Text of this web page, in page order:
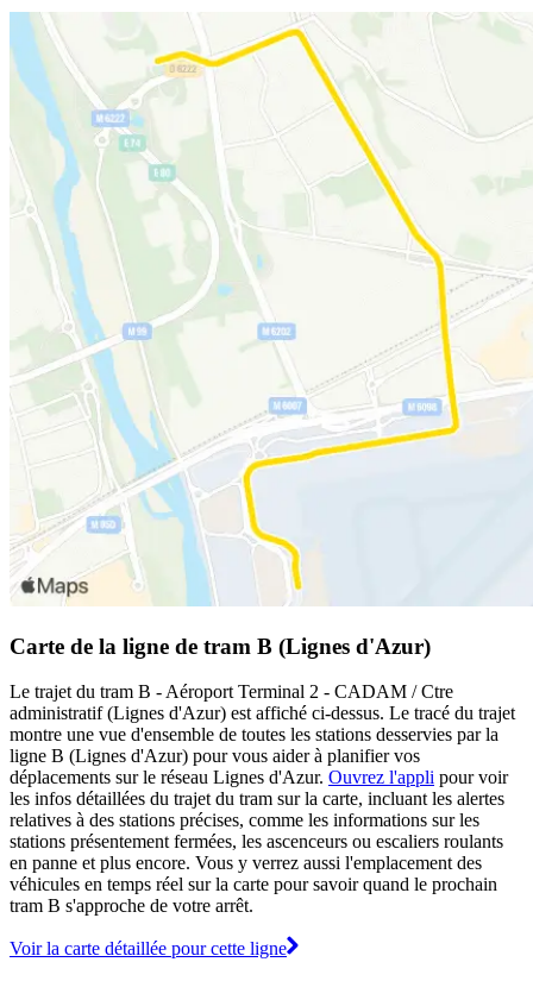
Carte de la ligne de tram B (Lignes d'Azur)
Le trajet du tram B - Aéroport Terminal 2 - CADAM / Ctre
administratif (Lignes d'Azur) est affiché ci-dessus. Le tracé du trajet
montre une vue d'ensemble de toutes les stations desservies par la
ligne B (Lignes d'Azur) pour vous aider à planifier vos
déplacements sur le réseau Lignes d'Azur. Ouvrez l'appli pour voir
les infos détaillées du trajet du tram sur la carte, incluant les alertes
relatives à des stations précises, comme les informations sur les
stations présentement fermées, les ascenceurs ou escaliers roulants
en panne et plus encore. Vous y verrez aussi l'emplacement des
véhicules en temps réel sur la carte pour savoir quand le prochain
tram B s'approche de votre arrêt.
Voir la carte détaillée pour cette ligne